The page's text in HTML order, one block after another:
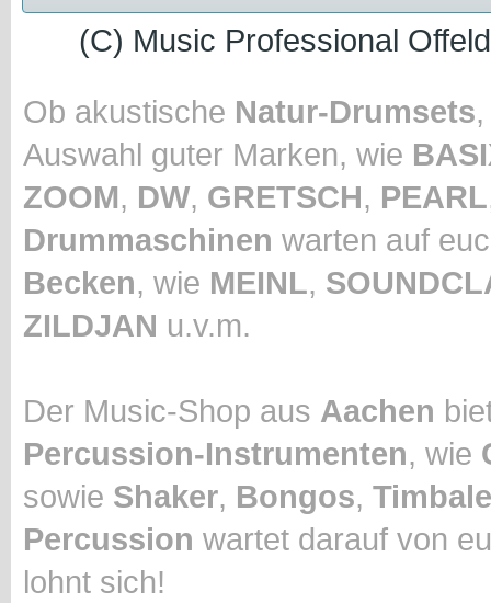
(C) Music Professional
Ob akustische Natur-Drumsets
Auswahl guter Marken, wie
ZOOM, DW, GRETSCH, PEARL
Drummaschinen warten auf
Becken, wie MEINL,
ZILDJAN u.v.m.
Der Music-Shop aus Aachen
Percussion-Instrumenten, wie
sowie Shaker, Bongos,
Percussion wartet darauf von
lohnt sich!